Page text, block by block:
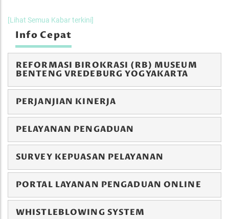
[Lihat Semua Kabar terkini]
Info Cepat
REFORMASI BIROKRASI (RB) MUSEUM
BENTENG VREDEBURG YOGYAKARTA
PERJANJIAN KINERJA
PELAYANAN PENGADUAN
SURVEY KEPUASAN PELAYANAN
PORTAL LAYANAN PENGADUAN ONLINE
WHISTLEBLOWING SYSTEM